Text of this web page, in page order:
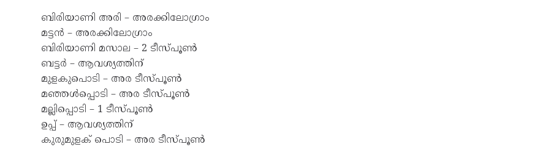
ബിരിയാണി അരി – അരക്കിലോഗ്രാം
മട്ടന്‍ – അരക്കിലോഗ്രാം
ബിരിയാണി മസാല – 2 ടീസ്പൂണ്‍
ബട്ടര്‍ – ആവശ്യത്തിന്
മുളകുപൊടി – അര ടീസ്പൂണ്‍
മഞ്ഞൾപ്പൊടി – അര ടീസ്പൂണ്‍
മല്ലിപ്പൊടി – 1 ടീസ്പൂണ്‍
ഉപ്പ് – ആവശ്യത്തിന്
കുരുമുളക് പൊടി – അര ടീസ്പൂണ്‍